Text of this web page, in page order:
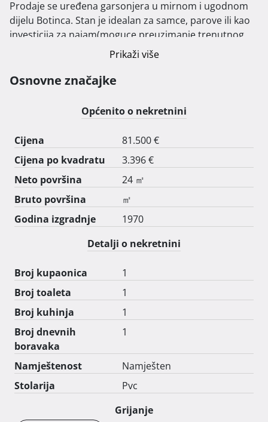
Prodaje se uređena garsonjera u mirnom i ugodnom
dijelu Botinca. Stan je idealan za samce, parove ili kao
investicija za najam(moguce preuzimanje trenutnog
Površina: 24m2
U neposrednoj blizini nalaze se svi potrebni sadržaji:
• osnovna škola
• dječji vrtić
• autobusno stajalište
• pošta
• dom zdravlja
blizina svih sadržaja čine ovu nekretninu izvrsnom
Kontakt: +385 99 6542 118
Prikaži više
Osnovne značajke
Općenito o nekretnini
Cijena
81.500 €
Cijena po kvadratu
3.396 €
Neto površina
24 ㎡
Bruto površina
㎡
Godina izgradnje
1970
Detalji o nekretnini
Broj kupaonica
1
Broj toaleta
1
Broj kuhinja
1
Broj dnevnih
boravaka
1
Namještenost
Namješten
Stolarija
Pvc
Grijanje